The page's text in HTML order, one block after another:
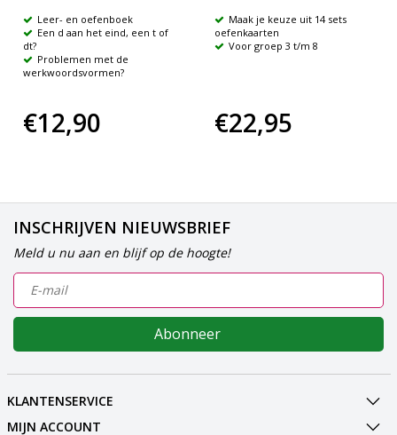
Leer- en oefenboek
Een d aan het eind, een t of
dt?
Problemen met de
werkwoordsvormen?
€12,90
Maak je keuze uit 14 sets
oefenkaarten
Voor groep 3 t/m 8
€22,95
INSCHRIJVEN NIEUWSBRIEF
Meld u nu aan en blijf op de hoogte!
Abonneer
KLANTENSERVICE
MIJN ACCOUNT